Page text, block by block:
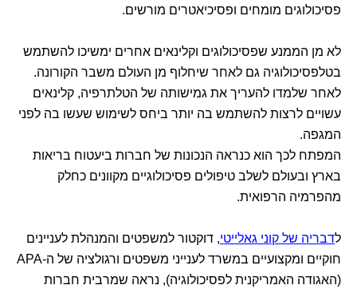
פסיכולוגים מומחים ופסיכיאטרים מורשים.
לא מן הממנע שפסיכולוגים וקלינאים אחרים ימשיכו להשתמש
בטלפסיכולוגיה גם לאחר שיחלוף מן העולם משבר הקורונה.
לאחר שלמדו להעריך את גמישותה של הטלתרפיה, קלינאים
עשויים לרצות להשתמש בה יותר ביחס לשימוש שעשו בה לפני
המגפה.
המפתח לכך הוא כנראה הנכונות של חברות ביעטוח בריאות
בארץ ובעולם לשלב טיפולים פסיכולוגיים מקוונים כחלק
מהפרמיה הרפואית.
לדבריה של קוני גאלייטי, דוקטור למשפטים והמנהלת לעניינים
חוקיים ומקצועיים במשרד לענייני משפטים ורגולציה של ה-APA
(האגודה האמריקנית לפסיכולוגיה), נראה שמרבית חברות